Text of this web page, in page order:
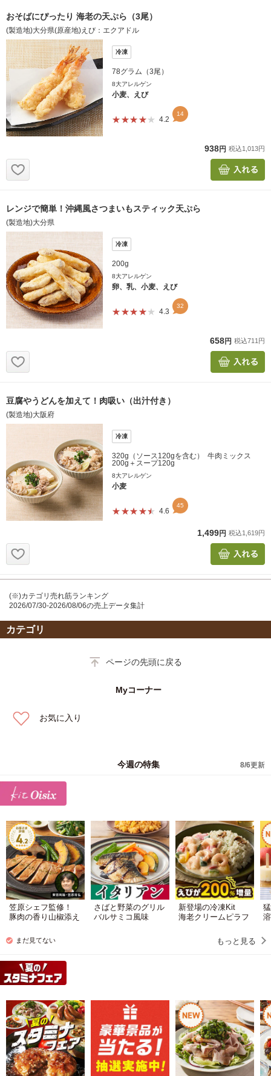
(※)カテゴリ売れ筋ランキング
2026/07/30-2026/08/06の売上データ集計
カテゴリ